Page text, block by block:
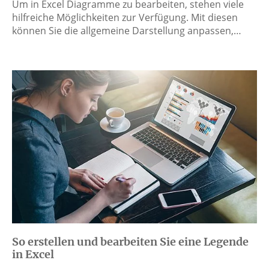
Um in Excel Diagramme zu bearbeiten, stehen viele
hilfreiche Möglichkeiten zur Verfügung. Mit diesen
können Sie die allgemeine Darstellung anpassen,…
So erstellen und bearbeiten Sie eine Legende
in Excel